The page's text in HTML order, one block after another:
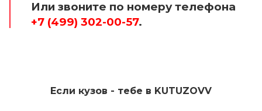
Или звоните по номеру телефона
+7 (499) 302-00-57.
Если кузов - тебе в KUTUZOVV